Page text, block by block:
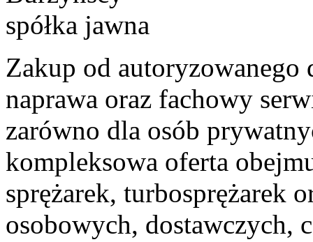
Zakup od autoryzowanego
naprawa oraz fachowy
zarówno dla osób
kompleksowa oferta
sprężarek, turbosprężarek
osobowych, dostawczych,